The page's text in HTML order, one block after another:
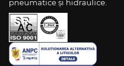
pneumatice și hidraulice.